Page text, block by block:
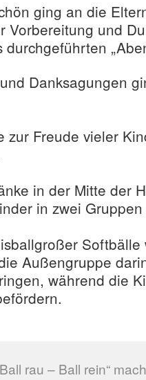
ging an die
Vorbereitung und
Danksagungen
zur Freude vieler
in der Mitte der
in zwei
Außengruppe
während die
rau – Ball rein“